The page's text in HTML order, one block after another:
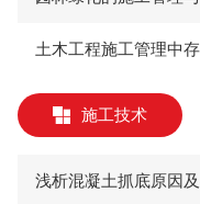
土木工程施工管理中
施工技术
浅析混凝土抓底原因